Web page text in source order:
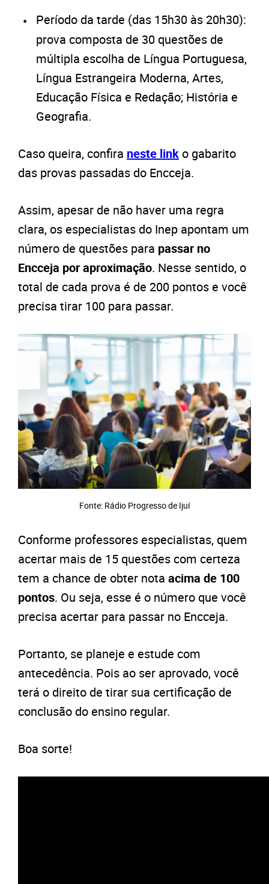
Período da tarde (das 15h30 às 20h30):
prova composta de 30 questões de
múltipla escolha de Língua Portuguesa,
Língua Estrangeira Moderna, Artes,
Educação Física e Redação; História e
Geografia.
Caso queira, confira neste linko gabarito
das provas passadas do Encceja.
Assim, apesar de não haver uma regra
clara, os especialistas do Inep apontam um
número de questões para passar no
Encceja por aproximação. Nesse sentido, o
total de cada prova é de 200 pontos e você
precisa tirar 100 para passar.
Fonte: Rádio Progresso de Ijuí
Conforme professores especialistas, quem
acertar mais de 15 questões com certeza
tem a chance de obter nota acima de 100
pontos. Ou seja, esse é o número que você
precisa acertar para passar no Encceja.
Portanto, se planeje e estude com
antecedência. Pois ao ser aprovado, você
terá o direito de tirar sua certificação de
conclusão do ensino regular.
Boa sorte!